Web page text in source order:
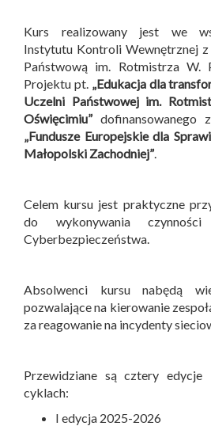
Kurs realizowany jest we
Instytutu Kontroli Wewnętrznej
Państwową im. Rotmistrza W.
Projektu pt. „Edukacja dla
Uczelni Państwowej im.
Oświęcimiu”dofinansowanego
„Fundusze Europejskie dla
Małopolski Zachodniej”.
Celem kursu jest praktyczne
do wykonywania czynności
Cyberbezpieczeństwa.
Absolwenci kursu nabędą
pozwalające na kierowanie
za reagowanie na incydenty
Przewidziane są cztery edycje
cyklach:
I edycja 2025-2026